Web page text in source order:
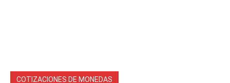
COTIZACIONES DE MONEDAS